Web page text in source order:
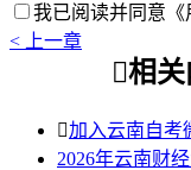
我已阅读并同意
< 上一章
相
加入云南自考
2026年云南财